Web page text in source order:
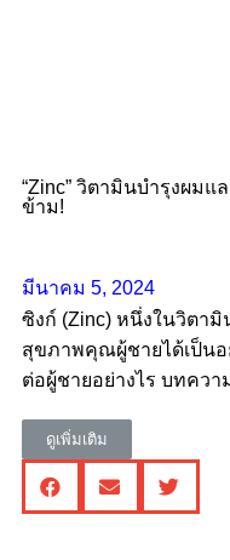
“Zinc” วิตามินบำรุงผม
ข้าม!
มีนาคม 5, 2024
ซิงก์ (Zinc) หนึ่งในวิตา
สุขภาพคุณผู้ชายได้เป็น
ต่อผู้ชายอย่างไร บทคว
ดูเพิ่มเติม